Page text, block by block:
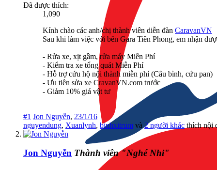
Đã được thích:
1,090
Kính chào các anh/chị thành viên diễn đàn CaravanVN
Sau khi làm việc với bên Gara Tiên Phong, em nhận
- Rửa xe, xịt gầm, rửa máy Miễn Phí
- Kiểm tra xe tổng quát Miễn Phí
- Hỗ trợ cứu hộ nội thành miễn phí (Câu bình, cứu pan)
- Ưu tiên sửa xe CravanVN.com trước
- Giảm 10% giá vật tư
#1 Jon Nguyễn, 23/1/16
nguyendung, Xuanlynh, binhxitrum và2 người khác thích nội
Jon Nguyễn Thành viên "Nghé Nhi"